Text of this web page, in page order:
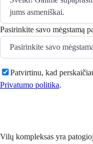
Pasirinkite savo mėgstamą
Patvirtinu, kad
Privatumo politika.
Vilų kompleksas yra